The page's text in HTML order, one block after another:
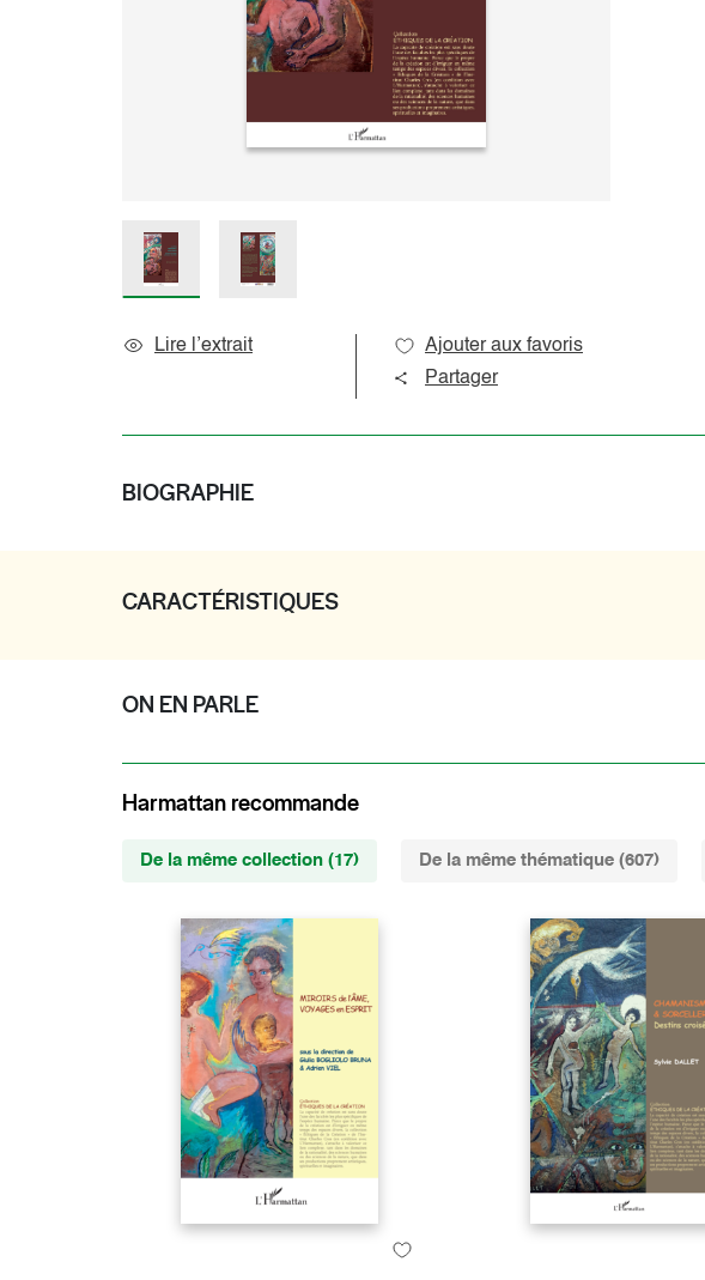
Sociologie et question de société
Lire l’extrait
Ajouter aux favoris
Partager
BIOGRAPHIE
CARACTÉRISTIQUES
ON EN PARLE
Harmattan recommande
De la même collection (17) De la même thématique (607)